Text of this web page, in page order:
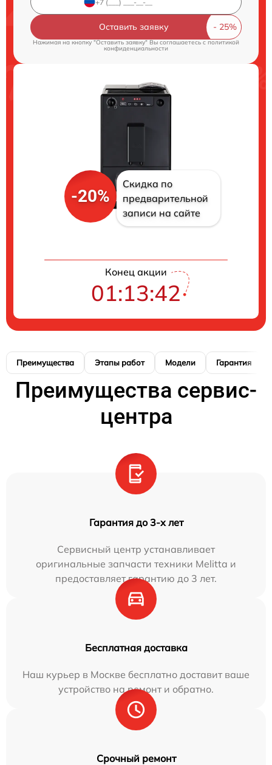
Оставить заявку
Нажимая на кнопку "Оставить заявку" Вы соглашаетесь cполитикой
конфиденциальности
-20%
Скидка по
предварительной
записи на сайте
Конец акции
01:13:41
Преимущества Этапы работ Модели Гарантия
Преимущества сервис-
центра
Гарантия до 3-х лет
Сервисный центр устанавливает
оригинальные запчасти техники Melitta и
предоставляет гарантию до 3 лет.
Бесплатная доставка
Наш курьер в Москве бесплатно доставит ваше
устройство на ремонт и обратно.
Срочный ремонт